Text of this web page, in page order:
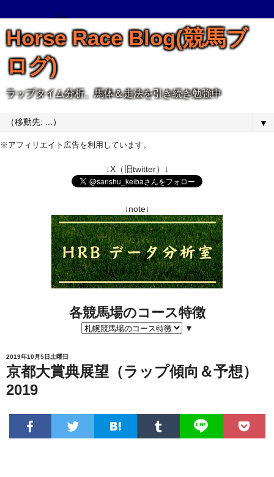
Horse Race Blog(競馬ブ
ログ)
ラップタイム分析、馬体＆走法を引き続き勉強中
▼
※アフィリエイト広告を利用しています。
↓X（旧twitter）↓
↓note↓
各競馬場のコース特徴
▼
2019年10月5日土曜日
京都大賞典展望（ラップ傾向＆予想）
2019